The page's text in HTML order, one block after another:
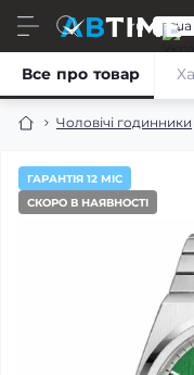
ru ua
Чоловічі годинники
Все про товар
ГАРАНТІЯ 12 МІС
СКОРО В НАЯВНОСТІ